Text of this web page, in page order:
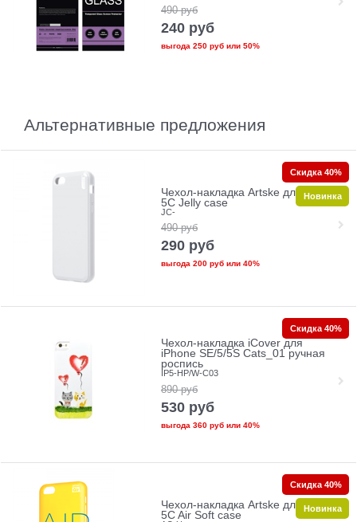
490 руб
240 руб
выгода 250 рубили 50%
Альтернативные предложения
Чехол-накладка Artske для iPhone
5C Jelly case
JC-
490 руб
290 руб
выгода 200 рубили 40%
Скидка 40%
Новинка
Чехол-накладка iCover для
iPhone SE/5/5S Cats_01 ручная
роспись
IP5-HP/W-C03
890 руб
530 руб
выгода 360 рубили 40%
Скидка 40%
Чехол-накладка Artske для iPhone
5C Air Soft case
Скидка 40%
Новинка